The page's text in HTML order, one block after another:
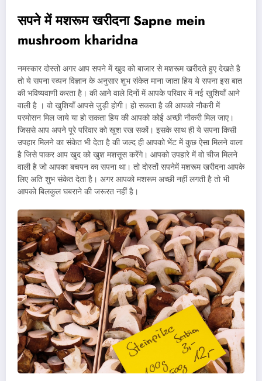
सपने में मशरूम खरीदना Sapne mein
mushroom kharidna
नमस्कार दोस्तो अगर आप सपने में खुद को बाजार से मशरूम खरीदते हुए देखते है
तो ये सपना स्व्पन विज्ञान के अनुसार शुभ संकेत माना जाता हिय ये सपना इस बात
की भविष्यवाणी करता है। की आने वाले दिनों में आपके परिवार में नई खुशियाँ आने
वाली है । वो खुशियाँ आपसे जुड़ी होगी। हो सकता है की आपको नौकरी में
परमोसन मिल जाये या हो सकता हिय की आपको कोई अच्छी नौकरी मिल जाए।
जिससे आप अपने पूरे परिवार को खुश रख सकों। इसके साथ ही ये सपना किसी
उपहार मिलने का संकेत भी देता है की जल्द ही आपको भेंट में कुछ ऐसा मिलने वाला
है जिसे पाकर आप खुद को खुश मशसूस करेंगे। आपको उपहारे में वो चीज मिलने
वाली है जो आपका बचपन का सपना था। तो दोस्तों सपनेमें मशरूम खरीदना आपके
लिए अति शुभ संकेत देता है। अगर आपको मशरूम अच्छी नहीं लगती है तो भी
आपको बिलकुल घबराने की जरूरत नहीं है।